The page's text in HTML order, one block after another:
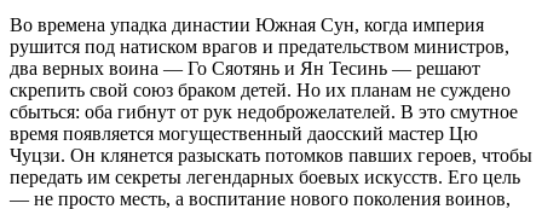
Во времена упадка династии Южная Сун, когда империя
рушится под натиском врагов и предательством министров,
два верных воина — Го Сяотянь и Ян Тесинь — решают
скрепить свой союз браком детей. Но их планам не суждено
сбыться: оба гибнут от рук недоброжелателей. В это смутное
время появляется могущественный даосский мастер Цю
Чуцзи. Он клянется разыскать потомков павших героев, чтобы
передать им секреты легендарных боевых искусств. Его цель
— не просто месть, а воспитание нового поколения воинов,